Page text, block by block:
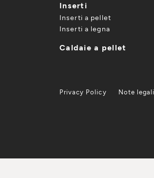
Inserti
Inserti a pellet
Inserti a legna
Caldaie a pellet
Privacy Policy Note legali